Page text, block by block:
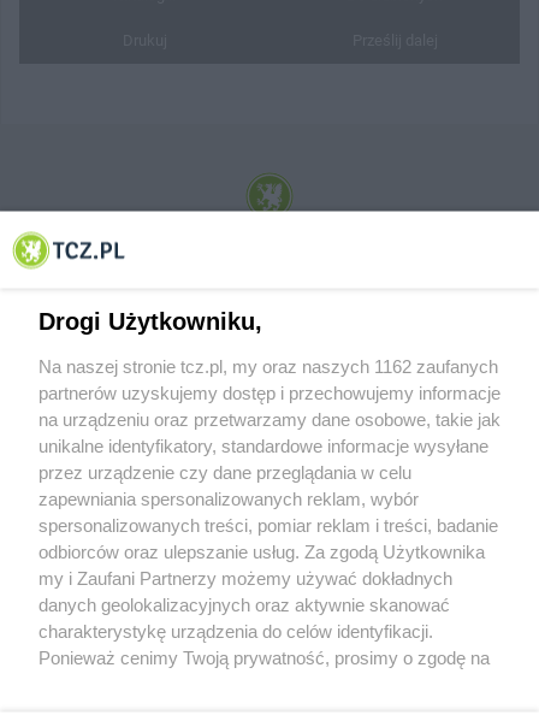
© 2001-2026 Tczew - TCZ.PL Sp. z o.o. Internetowy Serwis Informacyjny Miasta
O FIRMIE POLITYKA PRYWATNOŚCI HOSTING
REKLAMA WSPÓŁPRACA RSS FACEBOOK KONTAKT
Nasze serwisy
Aktualności
Tcz24
Muzyka i kultura
Archiwum wydarzeń
Drogi Użytkowniku,
Na naszej stronie tcz.pl, my oraz naszych 1162 zaufanych
partnerów uzyskujemy dostęp i przechowujemy informacje
na urządzeniu oraz przetwarzamy dane osobowe, takie jak
unikalne identyfikatory, standardowe informacje wysyłane
przez urządzenie czy dane przeglądania w celu
zapewniania spersonalizowanych reklam, wybór
spersonalizowanych treści, pomiar reklam i treści, badanie
odbiorców oraz ulepszanie usług. Za zgodą Użytkownika
my i Zaufani Partnerzy możemy używać dokładnych
danych geolokalizacyjnych oraz aktywnie skanować
charakterystykę urządzenia do celów identyfikacji.
Ponieważ cenimy Twoją prywatność, prosimy o zgodę na